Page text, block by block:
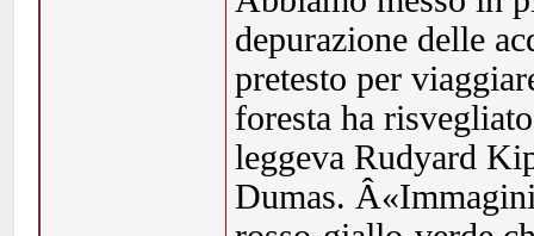
depurazione delle
pretesto per
foresta ha
leggeva Rudyard
Dumas.